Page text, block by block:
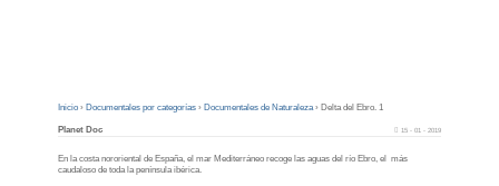
Inicio› Documentales por categorías› Documentales de Naturaleza› Delta del Ebro. 1
Planet Doc 15 - 01 - 2019
En la costa nororiental de España, el mar Mediterráneo recoge las aguas del río Ebro, el más
caudaloso de toda la península ibérica.